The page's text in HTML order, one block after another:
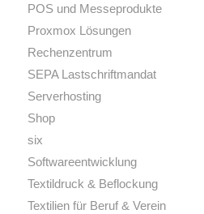
POS und Messeprodukte
Proxmox Lösungen
Rechenzentrum
SEPA Lastschriftmandat
Serverhosting
Shop
six
Softwareentwicklung
Textildruck & Beflockung
Textilien für Beruf & Verein